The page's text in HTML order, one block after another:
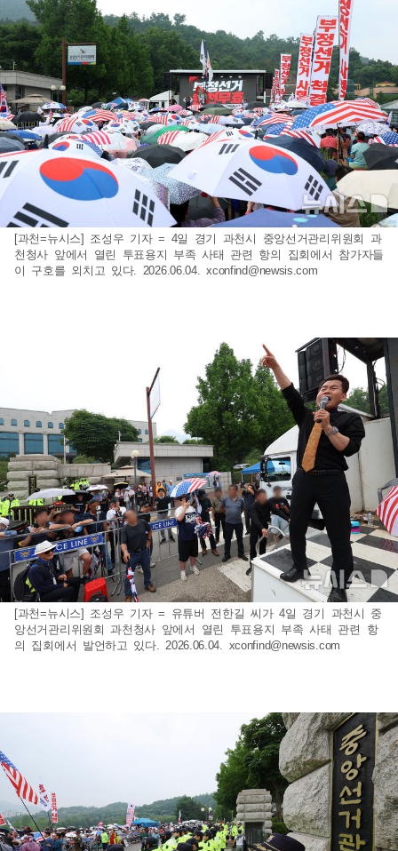
[과천=뉴시스] 조성우 기자 = 4일 경기 과천시 중앙선거관리위원회 과
천청사 앞에서 열린 투표용지 부족 사태 관련 항의 집회에서 참가자들
이 구호를 외치고 있다. 2026.06.04.xconfind@newsis.com
[과천=뉴시스] 조성우 기자 = 유튜버 전한길 씨가 4일 경기 과천시 중
앙선거관리위원회 과천청사 앞에서 열린 투표용지 부족 사태 관련 항
의 집회에서 발언하고 있다. 2026.06.04. xconfind@newsis.com